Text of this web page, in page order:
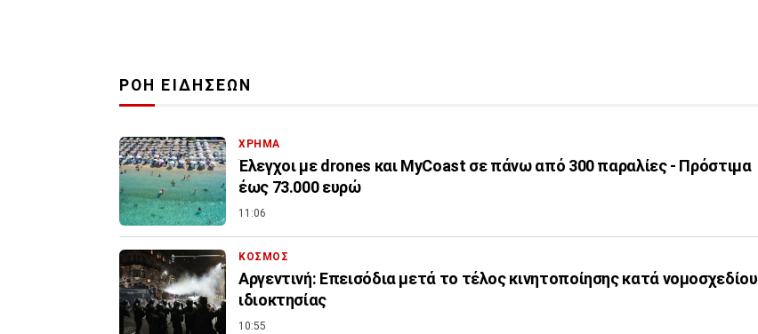
ΡΟΗ ΕΙΔΗΣΕΩΝ
ΧΡΗΜΑ
Έλεγχοι με drones και MyCoast σε πάνω από 300 παραλίες - Πρόστιμα
έως 73.000 ευρώ
11:06
ΚΟΣΜΟΣ
Αργεντινή: Επεισόδια μετά το τέλος κινητοποίησης κατά νομοσχεδίου
ιδιοκτησίας
10:55